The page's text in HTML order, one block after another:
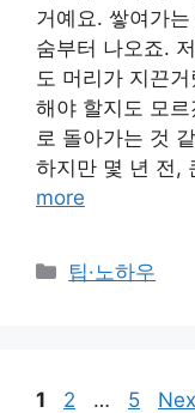
거예요. 쌓여가
숨부터 나오죠.
도 머리가 지끈
해야 할지도 모
로 돌아가는 것
하지만 몇 년 전,
more
Categories
팁·노하우
Page
1 Page
2 … Page
5